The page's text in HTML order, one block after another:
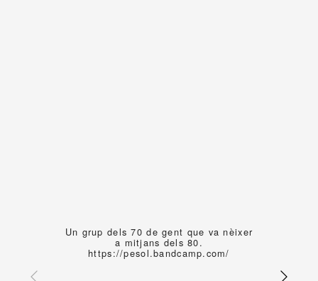
Un grup dels 70 de gent que va nèixer
a mitjans dels 80.
https://pesol.bandcamp.com/